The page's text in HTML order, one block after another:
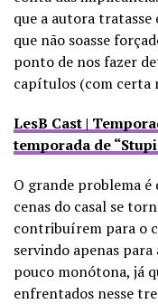
que a autora
que não soasse
ponto de nos fazer
capítulos (com certa
LesB Cast |
temporada de
O grande problema é
cenas do casal se
contribuírem para o
servindo apenas
pouco monótona, já
enfrentados nesse